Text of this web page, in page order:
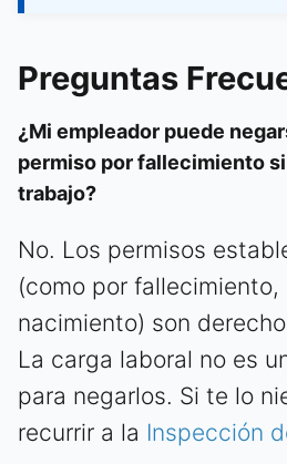
Preguntas
¿Mi empleador puede
permiso por fallecimiento
trabajo?
No. Los permisos
(como por fallecimiento,
nacimiento) son
La carga laboral no es
para negarlos. Si te lo
recurrir a la Inspección